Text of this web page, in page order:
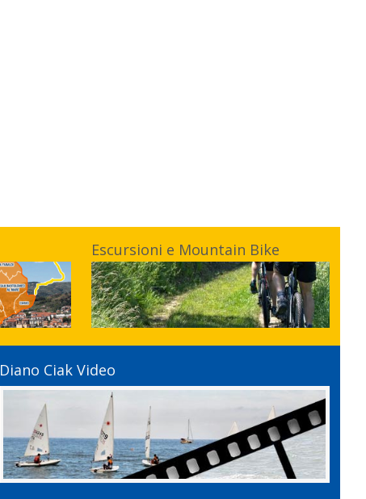
Escursioni e Mountain Bike
Diano Ciak Video